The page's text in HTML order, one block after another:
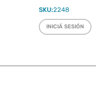
SKU:2248
INICIÁ SESIÓN